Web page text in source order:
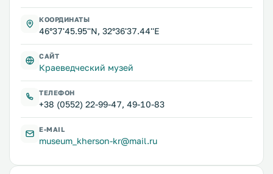
КООРДИНАТЫ
46°37'45.95''N, 32°36'37.44''E
САЙТ
Краеведческий музей
ТЕЛЕФОН
+38 (0552) 22-99-47, 49-10-83
E-MAIL
museum_kherson-kr@mail.ru